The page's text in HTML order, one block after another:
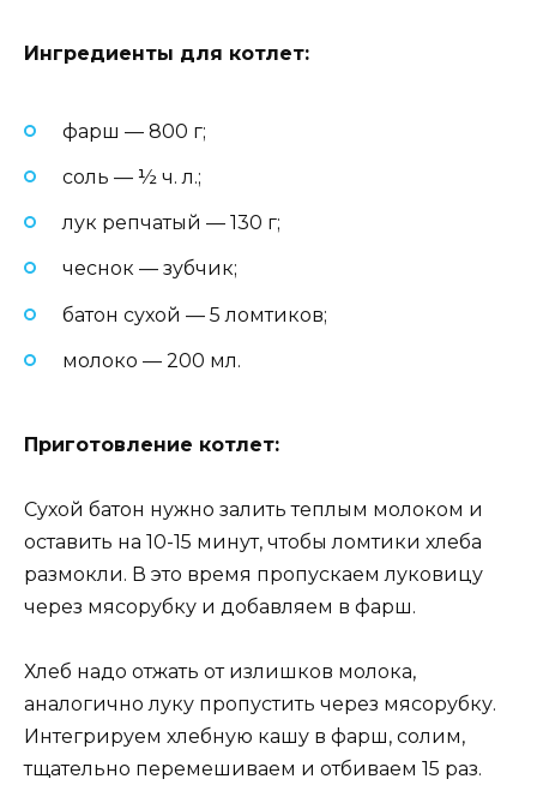
Ингредиенты для котлет:
фарш — 800 г;
соль — ½ ч. л.;
лук репчатый — 130 г;
чеснок — зубчик;
батон сухой — 5 ломтиков;
молоко — 200 мл.
Приготовление котлет:
Сухой батон нужно залить теплым молоком и
оставить на 10-15 минут, чтобы ломтики хлеба
размокли. В это время пропускаем луковицу
через мясорубку и добавляем в фарш.
Хлеб надо отжать от излишков молока,
аналогично луку пропустить через мясорубку.
Интегрируем хлебную кашу в фарш, солим,
тщательно перемешиваем и отбиваем 15 раз.